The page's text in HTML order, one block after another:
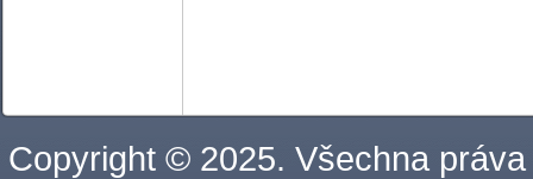
Copyright © 2025. Všechna práva